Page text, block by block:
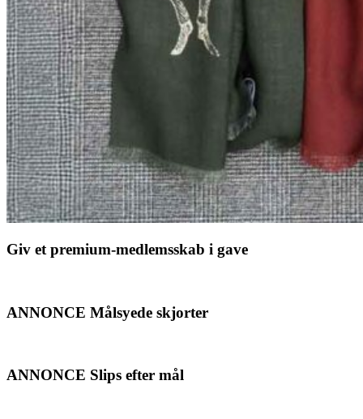
Giv et premium-medlemsskab i gave
ANNONCE Målsyede skjorter
ANNONCE Slips efter mål